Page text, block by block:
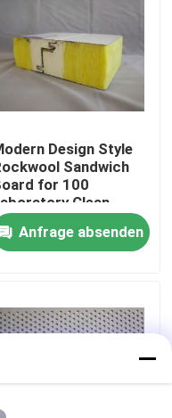
Design Style
Sandwich
for 100
Clean
Solutions
Anfrage absenden